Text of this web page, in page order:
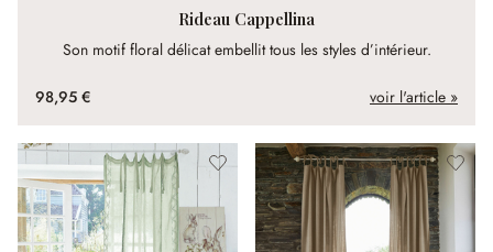
Rideau Cappellina
Son motif floral délicat embellit tous les styles d’intérieur.
98,95 € voir l'article »